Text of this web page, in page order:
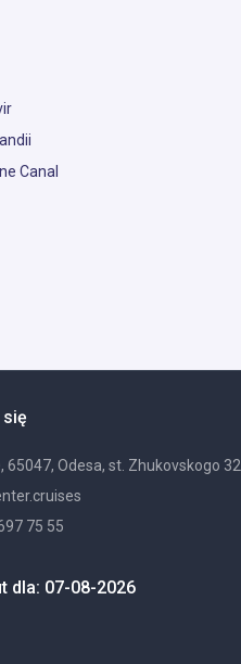
Canal
65047, Odesa, st. Zhukovskogo 32
75 55
dla: 07-08-2026